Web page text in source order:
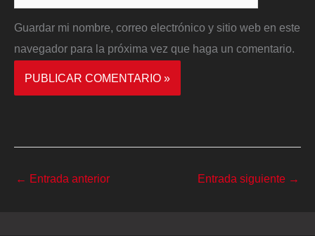
Guardar mi nombre, correo electrónico y sitio web en este
navegador para la próxima vez que haga un comentario.
← Entrada anterior Entrada siguiente →